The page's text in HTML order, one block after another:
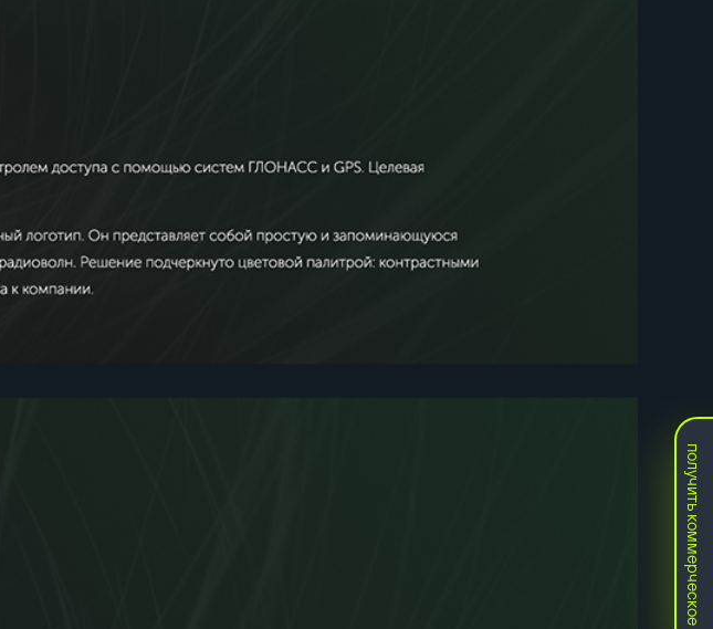
получить коммерческое